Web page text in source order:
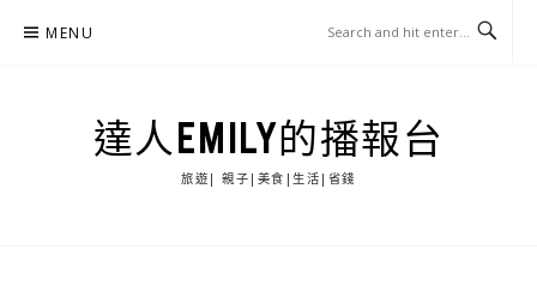
MENU
達人EMILY的播報台
旅遊| 親子|美食|生活|省錢